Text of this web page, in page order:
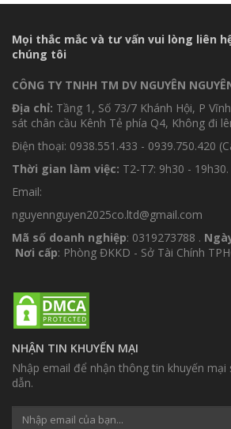
Mọi thắc mắc và tư vấn vui lòng liên
chúng tôi
CÔNG TY TNHH TM DV NGUYÊN
Địa chỉ: Tầng 1, Số 73/7 Khánh Hội, P
sát chân cầu Kênh Tẻ phía Q4, Không đi
Điện thoại: 0938.551.433 - 0939.750.420
Thời gian làm việc: T2-T7: 9h30 -
Email:
nguyennguyen2025co.ltd@gmail.com
Mã số doanh nghiệp: 0319273788 .
Nơi cấp: Phòng ĐKKD - Sở Tài Chính
NHẬN TIN KHUYẾN MẠI
Nhập email để nhận thông tin khuyến mại
dẫn.